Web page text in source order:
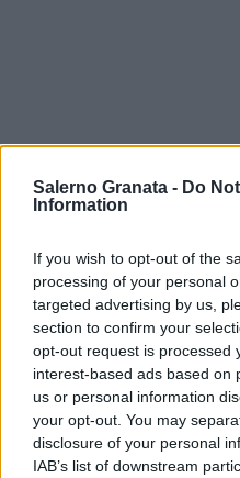
Salerno Granata - Do
Information
If you wish to opt-out of the
processing of your personal
targeted advertising by us,
section to confirm your
opt-out request is processed
interest-based ads based on
us or personal information
your opt-out. You may
disclosure of your personal
IAB’s list of downstream